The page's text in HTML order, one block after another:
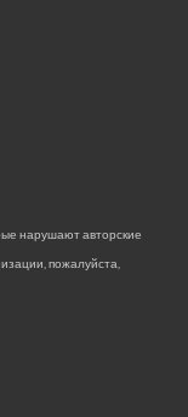
нарушают авторские
пожалуйста,